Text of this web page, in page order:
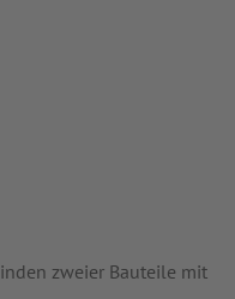
zweier Bauteile mit